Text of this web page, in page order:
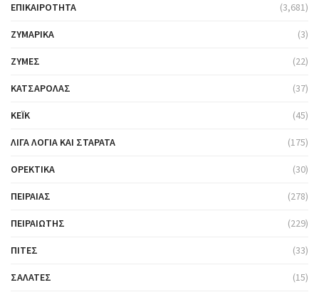
ΕΠΙΚΑΙΡΌΤΗΤΑ (3,681)
ΖΥΜΑΡΙΚΆ (3)
ΖΎΜΕΣ (22)
ΚΑΤΣΑΡΌΛΑΣ (37)
ΚΈΙΚ (45)
ΛΊΓΑ ΛΌΓΙΑ ΚΑΙ ΣΤΑΡΆΤΑ (175)
ΟΡΕΚΤΙΚΆ (30)
ΠΕΙΡΑΙΆΣ (278)
ΠΕΙΡΑΙΏΤΗΣ (229)
ΠΊΤΕΣ (33)
ΣΑΛΆΤΕΣ (15)